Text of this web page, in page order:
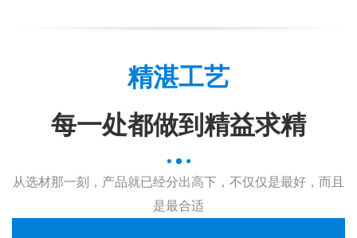
精湛工艺
每一处都做到精益求精
从选材那一刻，产品就已经分出高下，不仅仅是最好，而且
是最合适